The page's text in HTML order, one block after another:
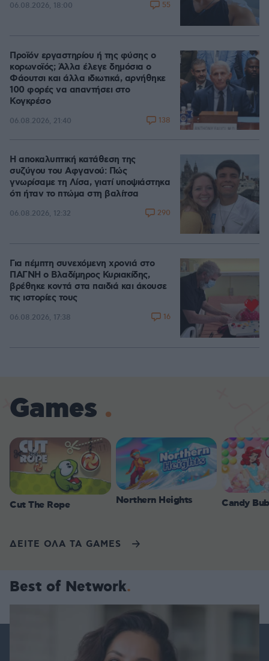
06.08.2026, 18:00 55
Προϊόν εργαστηρίου ή της φύσης ο
κορωνοϊός; Άλλα έλεγε δημόσια ο
Φάουτσι και άλλα ιδιωτικά, αρνήθηκε
100 φορές να απαντήσει στο
Κογκρέσο
06.08.2026, 21:40 138
Η αποκαλυπτική κατάθεση της
συζύγου του Αφγανού: Πώς
γνωρίσαμε τη Λίσα, γιατί υποψιάστηκα
ότι ήταν το πτώμα στη βαλίτσα
06.08.2026, 12:32 290
Για πέμπτη συνεχόμενη χρονιά στο
ΠΑΓΝΗ ο Βλαδίμηρος Κυριακίδης,
βρέθηκε κοντά στα παιδιά και άκουσε
τις ιστορίες τους
06.08.2026, 17:38 16
Games
Cut The Rope Northern Heights Candy
ΔΕΙΤΕ ΟΛΑ ΤΑ GAMES
Best of Network